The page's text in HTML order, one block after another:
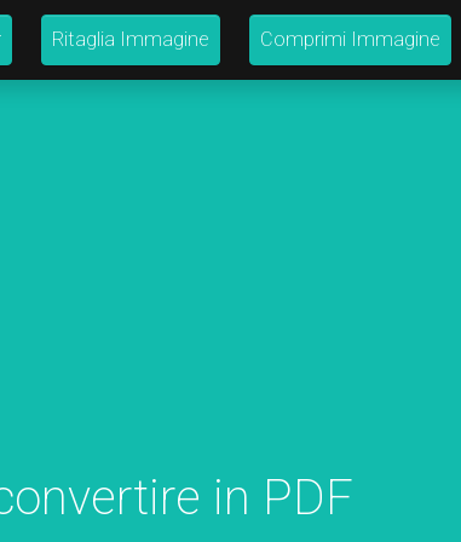
Ritaglia Immagine Comprimi Immagine
in PDF